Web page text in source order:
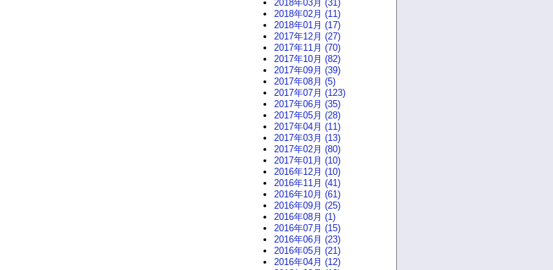
2018年03月 (31)
2018年02月 (11)
2018年01月 (17)
2017年12月 (27)
2017年11月 (70)
2017年10月 (82)
2017年09月 (39)
2017年08月 (5)
2017年07月 (123)
2017年06月 (35)
2017年05月 (28)
2017年04月 (11)
2017年03月 (13)
2017年02月 (80)
2017年01月 (10)
2016年12月 (10)
2016年11月 (41)
2016年10月 (61)
2016年09月 (25)
2016年08月 (1)
2016年07月 (15)
2016年06月 (23)
2016年05月 (21)
2016年04月 (12)